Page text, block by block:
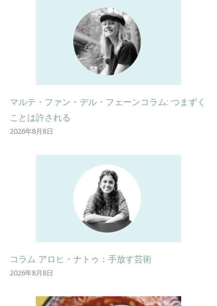
マルテ・ファン・デル・フェーンコラム: つまずく
ことは許される
2026年8月8日
コラム アロヒ・ナトゥ：手放す芸術
2026年8月8日